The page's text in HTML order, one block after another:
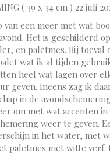
( 39 x 34 cm ) 22 juli
van een meer met wat
Het is geschilderd
en paletmes. Bij toeval
wat ik al tijden
heel wat lagen over
geven. Ineens zag ik
in de
om met wat accenten in
weer te geven.
in het water, met
paletmes met witte verf.